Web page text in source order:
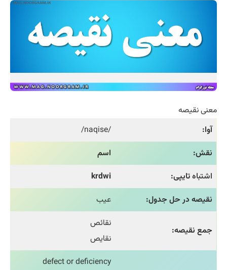
معنی نقیصه
آوا:
/naqise/
نقش:
اسم
اشتباهتایپی:
krdwi
نقیصه در حل جدول:
عیب
جمع نقیصه:
نقائص
نقایص
defect or deficiency